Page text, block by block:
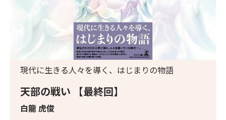
天部の戦い 【最終回】
白龍 虎俊
現代に生きる人々を導く、はじまりの物語